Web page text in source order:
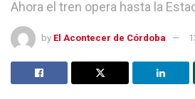
Ahora el tren opera hasta la
by El Acontecer de Córdoba